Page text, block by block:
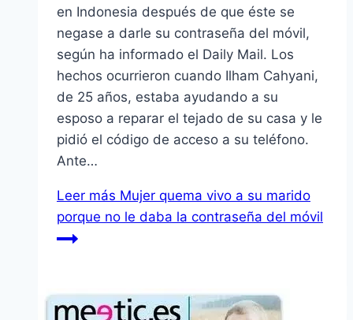
en Indonesia después de que éste se
negase a darle su contraseña del móvil,
según ha informado el Daily Mail. Los
hechos ocurrieron cuando Ilham Cahyani,
de 25 años, estaba ayudando a su
esposo a reparar el tejado de su casa y le
pidió el código de acceso a su teléfono.
Ante…
Leer más Mujer quema vivo a su marido
porque no le daba la contraseña del móvil